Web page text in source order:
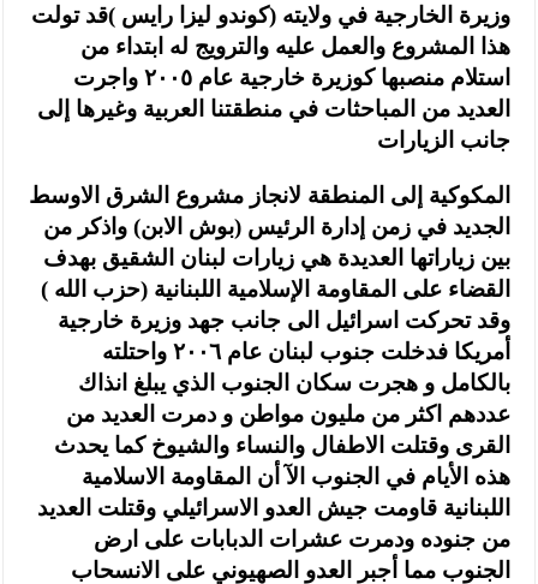
وزيرة الخارجية في ولايته (کوندو لیزا رايس )قد تولت
هذا المشروع والعمل عليه والترويج له ابتداء من
استلام منصبها كوزيرة خارجية عام ٢٠٠٥ واجرت
العديد من المباحثات في منطقتنا العربية وغيرها إلى
جانب الزيارات
المكوكية إلى المنطقة لانجاز مشروع الشرق الاوسط
الجديد في زمن إدارة الرئيس (بوش الابن) واذكر من
بين زياراتها العديدة هي زيارات لبنان الشقيق بهدف
القضاء على المقاومة الإسلامية اللبنانية (حزب الله )
وقد تحركت اسرائيل الى جانب جهد وزيرة خارجية
أمريكا فدخلت جنوب لبنان عام ٢٠٠٦ واحتلته
بالكامل و هجرت سكان الجنوب الذي يبلغ انذاك
عددهم اكثر من مليون مواطن و دمرت العديد من
القرى وقتلت الاطفال والنساء والشيوخ كما يحدث
هذه الأيام في الجنوب الآ أن المقاومة الاسلامية
اللبنانية قاومت جيش العدو الاسرائيلي وقتلت العديد
من جنوده ودمرت عشرات الدبابات على ارض
الجنوب مما أجبر العدو الصهيوني على الانسحاب